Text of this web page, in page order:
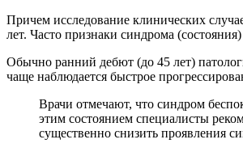
Причем исследование клинических
лет. Часто признаки синдрома
Обычно ранний дебют (до 45 лет)
чаще наблюдается быстрое
Врачи отмечают, что синдром
этим состоянием специалисты
существенно снизить проявления